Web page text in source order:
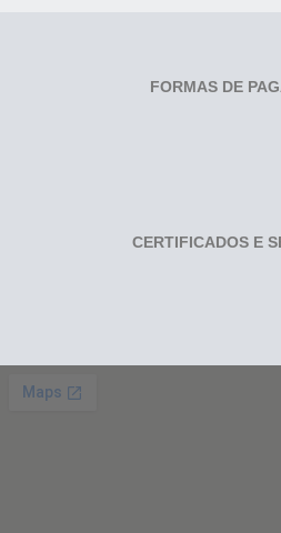
FORMAS DE
CERTIFICADOS E